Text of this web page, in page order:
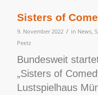
Sisters of
9. November 2022 / in News,
Peetz
Bundesweit
„Sisters of
Lustspielhaus